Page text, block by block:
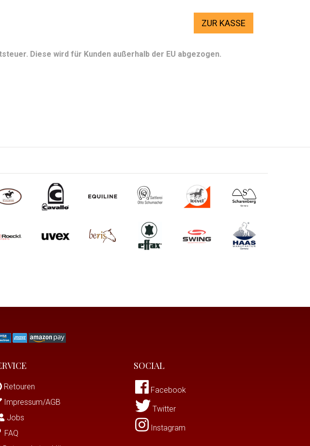
ZUR KASSE
Diese wird für Kunden außerhalb der EU abgezogen.
Retouren
Impressum/AGB
Jobs
FAQ
SOCIAL
Facebook
Twitter
Instagram